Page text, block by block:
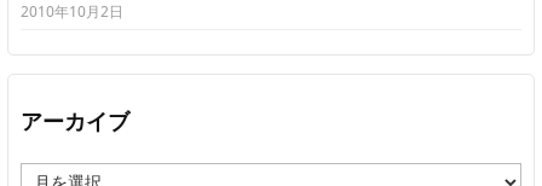
2010年10月2日
アーカイブ